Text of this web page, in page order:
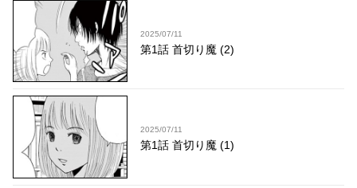
2025/07/11
第1話 首切り魔 (2)
2025/07/11
第1話 首切り魔 (1)